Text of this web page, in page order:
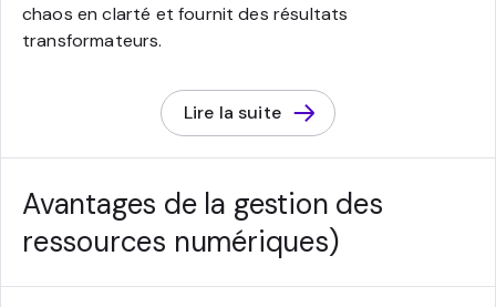
chaos en clarté et fournit des résultats
transformateurs.
Lire la suite
Avantages de la gestion des
ressources numériques)